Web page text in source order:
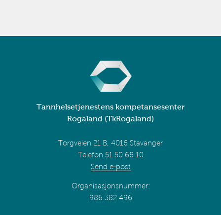
Tannhelsetjenestens kompetansesenter
Rogaland (TkRogaland)
Torgveien 21 B, 4016 Stavanger
Telefon 51 50 68 10
Send e-post
Organisasjonsnummer:
986 382 496